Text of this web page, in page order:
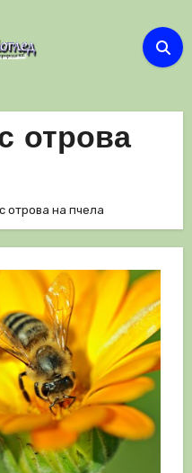
отрова
отрова на пчела